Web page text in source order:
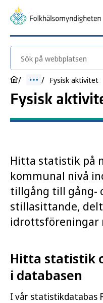
Sök på webbplatsen
Fysisk aktivitet
Fysisk
Hitta statistik på
kommunal nivå
tillgång till gång-
stillasittande,
idrottsföreningar
Hitta statistik
i databasen
I vår statistikdatabas